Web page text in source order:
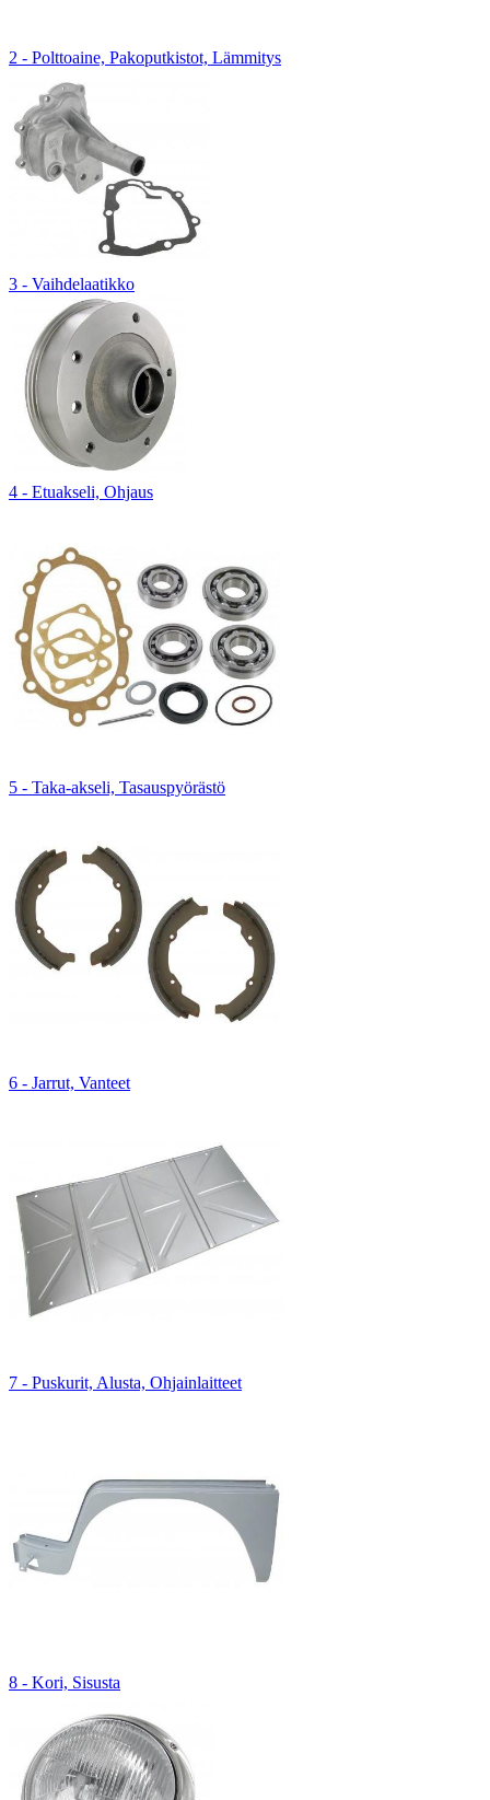
2 - Polttoaine, Pakoputkistot, Lämmitys
3 - Vaihdelaatikko
4 - Etuakseli, Ohjaus
5 - Taka-akseli, Tasauspyörästö
6 - Jarrut, Vanteet
7 - Puskurit, Alusta, Ohjainlaitteet
8 - Kori, Sisusta